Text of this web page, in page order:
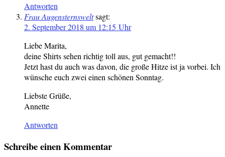
Antworten
Frau Augensternsweltsagt:
2. September 2018 um 12:15 Uhr
Liebe Marita,
deine Shirts sehen richtig toll aus, gut gemacht!!
Jetzt hast du auch was davon, die große Hitze ist ja vorbei. Ich
wünsche euch zwei einen schönen Sonntag.
Liebste Grüße,
Annette
Antworten
Schreibe einen Kommentar